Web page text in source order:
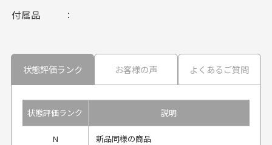
付属品
状態評価ランク お客様の声 よくあるご質問
状態評価ランク 説明
N 新品同様の商品